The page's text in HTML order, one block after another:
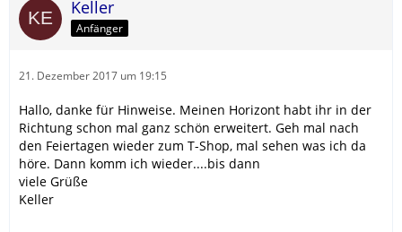
Keller
Anfänger
21. Dezember 2017 um 19:15
Hallo, danke für Hinweise. Meinen Horizont habt ihr in der
Richtung schon mal ganz schön erweitert. Geh mal nach
den Feiertagen wieder zum T-Shop, mal sehen was ich da
höre. Dann komm ich wieder....bis dann
viele Grüße
Keller